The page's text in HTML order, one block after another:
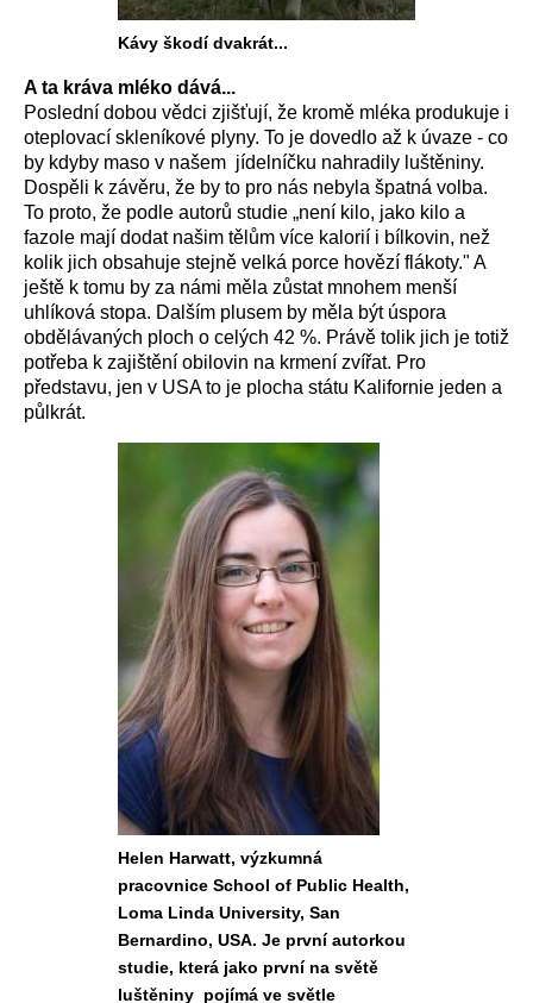
Kávy škodí dvakrát...
A ta kráva mléko dává...
Poslední dobou vědci zjišťují, že kromě mléka produkuje i
oteplovací skleníkové plyny. To je dovedlo až k úvaze - co
by kdyby maso v našem jídelníčku nahradily luštěniny.
Dospěli k závěru, že by to pro nás nebyla špatná volba.
To proto, že podle autorů studie „není kilo, jako kilo a
fazole mají dodat našim tělům více kalorií i bílkovin, než
kolik jich obsahuje stejně velká porce hovězí flákoty." A
ještě k tomu by za námi měla zůstat mnohem menší
uhlíková stopa. Dalším plusem by měla být úspora
obdělávaných ploch o celých 42 %. Právě tolik jich je totiž
potřeba k zajištění obilovin na krmení zvířat. Pro
představu, jen v USA to je plocha státu Kalifornie jeden a
půlkrát.
Helen Harwatt, výzkumná
pracovnice School of Public Health,
Loma Linda University, San
Bernardino, USA. Je první autorkou
studie, která jako první na světě
luštěniny pojímá ve světle